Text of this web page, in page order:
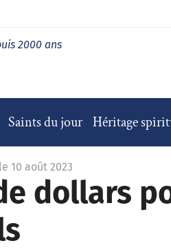
2000 ans
Saints du jour Héritage
10 août 2023
dollars